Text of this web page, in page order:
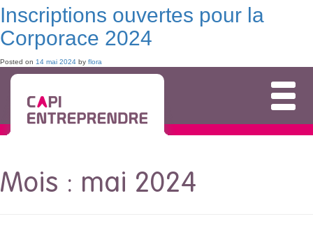
Inscriptions ouvertes pour la
Corporace 2024
Posted on 14 mai 2024 by flora
Mois : mai 2024